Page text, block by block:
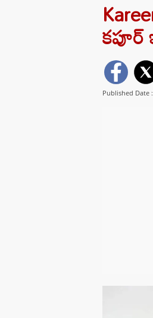
కపూర్
Published Date